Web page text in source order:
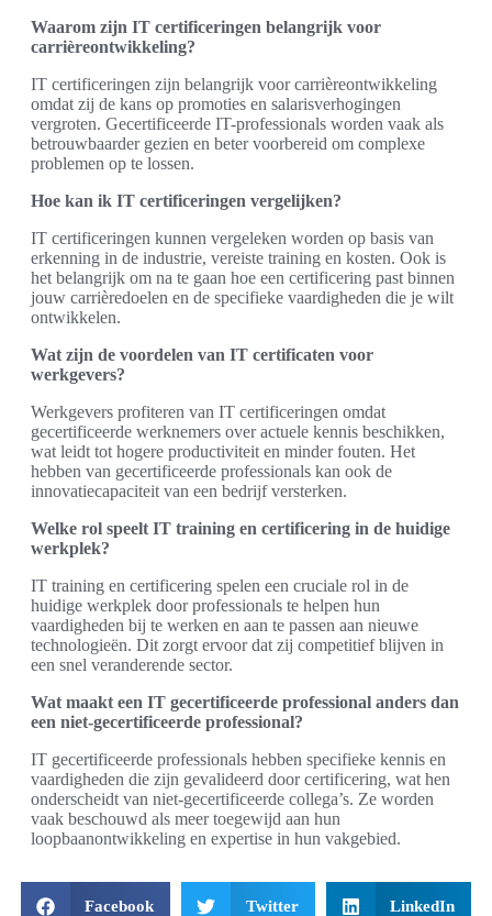
Waarom zijn IT certificeringen belangrijk voor
carrièreontwikkeling?
IT certificeringen zijn belangrijk voor carrièreontwikkeling
omdat zij de kans op promoties en salarisverhogingen
vergroten. Gecertificeerde IT-professionals worden vaak als
betrouwbaarder gezien en beter voorbereid om complexe
problemen op te lossen.
Hoe kan ik IT certificeringen vergelijken?
IT certificeringen kunnen vergeleken worden op basis van
erkenning in de industrie, vereiste training en kosten. Ook is
het belangrijk om na te gaan hoe een certificering past binnen
jouw carrièredoelen en de specifieke vaardigheden die je wilt
ontwikkelen.
Wat zijn de voordelen van IT certificaten voor
werkgevers?
Werkgevers profiteren van IT certificeringen omdat
gecertificeerde werknemers over actuele kennis beschikken,
wat leidt tot hogere productiviteit en minder fouten. Het
hebben van gecertificeerde professionals kan ook de
innovatiecapaciteit van een bedrijf versterken.
Welke rol speelt IT training en certificering in de huidige
werkplek?
IT training en certificering spelen een cruciale rol in de
huidige werkplek door professionals te helpen hun
vaardigheden bij te werken en aan te passen aan nieuwe
technologieën. Dit zorgt ervoor dat zij competitief blijven in
een snel veranderende sector.
Wat maakt een IT gecertificeerde professional anders dan
een niet-gecertificeerde professional?
IT gecertificeerde professionals hebben specifieke kennis en
vaardigheden die zijn gevalideerd door certificering, wat hen
onderscheidt van niet-gecertificeerde collega’s. Ze worden
vaak beschouwd als meer toegewijd aan hun
loopbaanontwikkeling en expertise in hun vakgebied.
Facebook Twitter LinkedIn